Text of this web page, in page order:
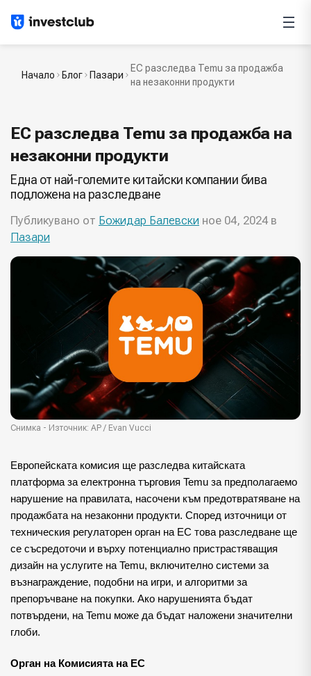
Начало Блог Пазари
ЕС разследва Temu за продажба
на незаконни продукти
ЕС разследва Temu за продажба на
незаконни продукти
Една от най-големите китайски компании бива
подложена на разследване
Публикувано от Божидар Балевски ное 04, 2024 в
Пазари
Снимка - Източник: AP / Evan Vucci
Европейската комисия ще разследва китайската
платформа за електронна търговия Temu за предполагаемо
нарушение на правилата, насочени към предотвратяване на
продажбата на незаконни продукти. Според източници от
техническия регулаторен орган на ЕС това разследване ще
се съсредоточи и върху потенциално пристрастяващия
дизайн на услугите на Temu, включително системи за
възнаграждение, подобни на игри, и алгоритми за
препоръчване на покупки. Ако нарушенията бъдат
потвърдени, на Temu може да бъдат наложени значителни
глоби.
Орган на Комисията на ЕС